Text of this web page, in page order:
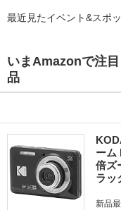
最近見たイベント&スポ
いまAmazonで注
品
ーム
倍ズ
ラッ
新品